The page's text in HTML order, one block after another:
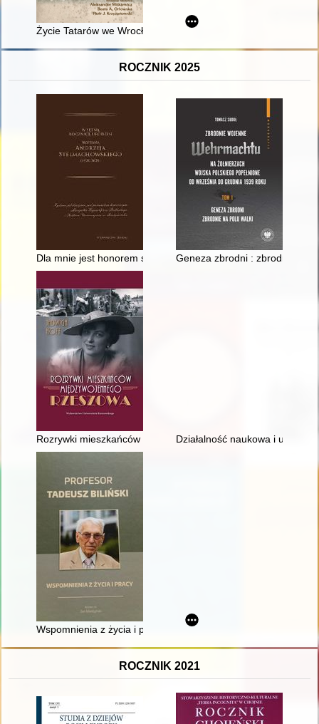
Życie Tatarów we Wrocławiu po II wojnie światowej we
ROCZNIK 2025
Dla mnie jest honorem służyć Kościołowi" : związki Profesora
Geneza zbrodni : zbrodnie na
Rozrywki mieszkańców międzywojennego Rzeszowa
Działalność naukowa i
Wspomnienia z życia i pracy
ROCZNIK 2021